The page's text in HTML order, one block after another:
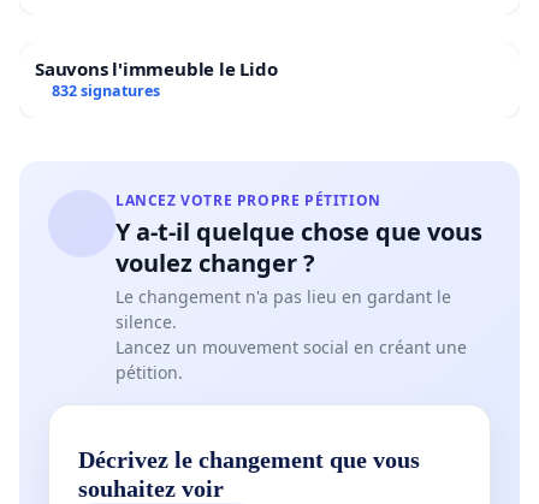
Sauvons l'immeuble le Lido
832 signatures
LANCEZ VOTRE PROPRE PÉTITION
Y a-t-il quelque chose que vous
voulez changer ?
Le changement n'a pas lieu en gardant le
silence.
Lancez un mouvement social en créant une
pétition.
Décrivez le changement que vous
souhaitez voir